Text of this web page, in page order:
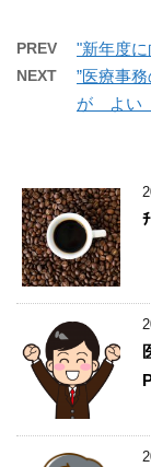
PREV "新年度に
NEXT
”医療事
が よい